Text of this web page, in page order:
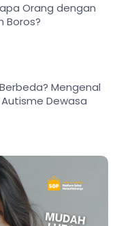
Orang dengan
Boros?
Mengenal
Dewasa